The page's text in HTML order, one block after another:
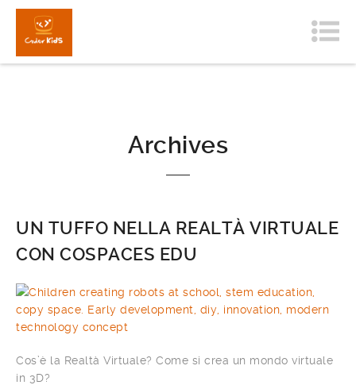
Archives
UN TUFFO NELLA REALTÀ VIRTUALE
CON COSPACES EDU
Cos’è la Realtà Virtuale? Come si crea un mondo virtuale
in 3D?